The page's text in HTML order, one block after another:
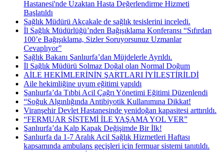
Hastanesi'nde Uzaktan Hasta Değerlendirme Hizmeti
Başlatıldı
Sağlık Müdürü Akçakale de sağlık tesislerini inceledi.
İl Sağlık Müdürlüğü’nden Bağışıklama Konferansı “Sıfırdan
100’e Bağışıklama, Sizler Soruyorsunuz Uzmanlar
Cevaplıyor”
Sağlık Bakanı Şanlıurfa’dan Müjdelerle Ayrıldı.
İl Sağlık Müdürü Solmaz Doğal olan Normal Doğum
AİLE HEKİMLERİNİN ŞARTLARI İYİLEŞTİRİLDİ
Aile hekimliğine uyum eğitimi yapıldı
Şanlıurfa’da Tıbbi Acil Çağrı Yönetimi Eğitimi Düzenlendi
“Soğuk Algınlığında Antibiyotik Kullanımına Dikkat!
Viranşehir Devlet Hastanesinde yenidoğan kapasitesi arttırıldı.
“FERMUAR SİSTEMİ İLE YAŞAMA YOL VER”
Şanlıurfa’da Kalp Kapak Değişimde Bir İlk!
Şanlıurfa da 1-7 Aralık Acil Sağlık Hizmetleri Haftası
kapsamında ambulans geçişleri için fermuar sistemi tanıtıldı.